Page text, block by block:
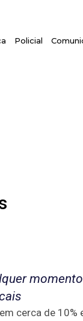
Policial
cerca de